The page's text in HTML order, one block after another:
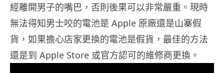
經離開男子的嘴巴，否則後果可以非常嚴重。現時
無法得知男士咬的電池是 Apple 原廠還是山寨假
貨，如果擔心店家更換的電池是假貨，最佳的方法
還是到 Apple Store 或官方認可的維修商更換。